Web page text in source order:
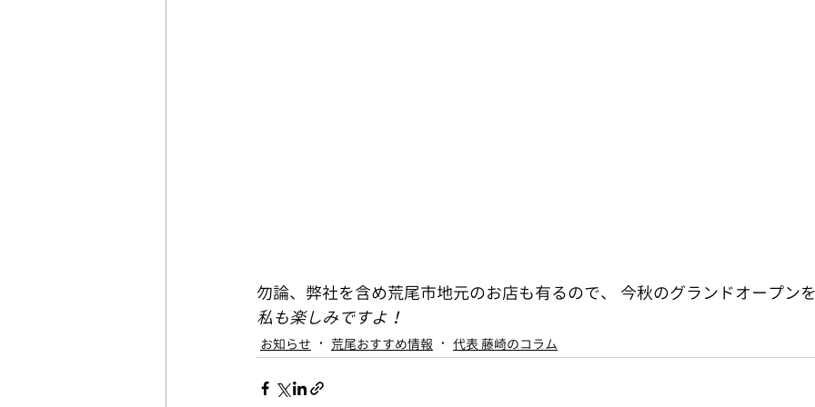
勿論、弊社を含め荒尾市地元のお店も有るので、 今秋のグランドオープン
私も楽しみですよ！
お知らせ 荒尾おすすめ情報 代表 藤崎のコラム